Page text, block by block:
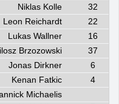
32
Niklas Kolle
22
Leon Reichardt
16
Lukas Wallner
37
Brzozowski
6
Jonas Dirkner
4
Kenan Fatkic
Michaelis